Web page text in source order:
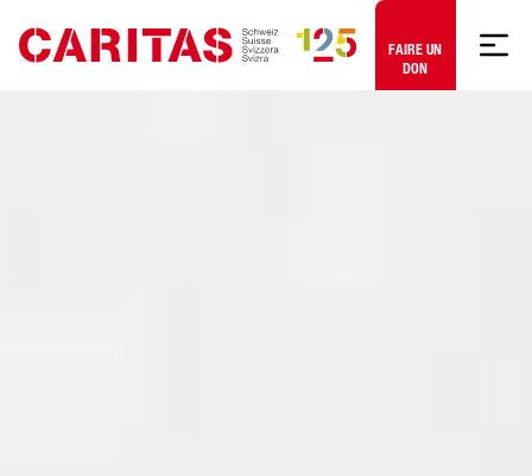
Aller au contenu
FAIRE UN
DON